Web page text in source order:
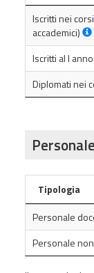
Iscritti nei
accademici)
Iscritti al I
Diplomati nei
Tipologia
Personale
Personale